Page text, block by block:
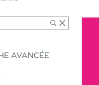
AVANCÉE